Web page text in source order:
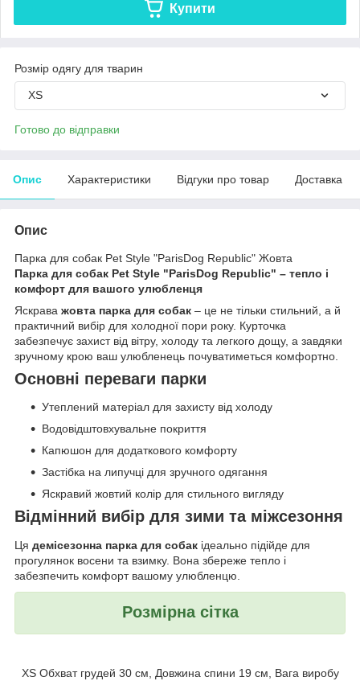
Купити
Розмір одягу для тварин
XS
Готово до відправки
Опис Характеристики Відгуки про товар Доставка
Опис
Парка для собак Pet Style "ParisDog Republic" Жовта
Парка для собак Pet Style "ParisDog Republic" – тепло і
комфорт для вашого улюбленця
Яскрава жовта парка для собак – це не тільки стильний, а й
практичний вибір для холодної пори року. Курточка
забезпечує захист від вітру, холоду та легкого дощу, а завдяки
зручному крою ваш улюбленець почуватиметься комфортно.
Основні переваги парки
Утеплений матеріал для захисту від холоду
Водовідштовхувальне покриття
Капюшон для додаткового комфорту
Застібка на липучці для зручного одягання
Яскравий жовтий колір для стильного вигляду
Відмінний вибір для зими та міжсезоння
Ця демісезонна парка для собак ідеально підійде для
прогулянок восени та взимку. Вона збереже тепло і
забезпечить комфорт вашому улюбленцю.
Розмірна сітка
XS Обхват грудей 30 см, Довжина спини 19 см, Вага виробу